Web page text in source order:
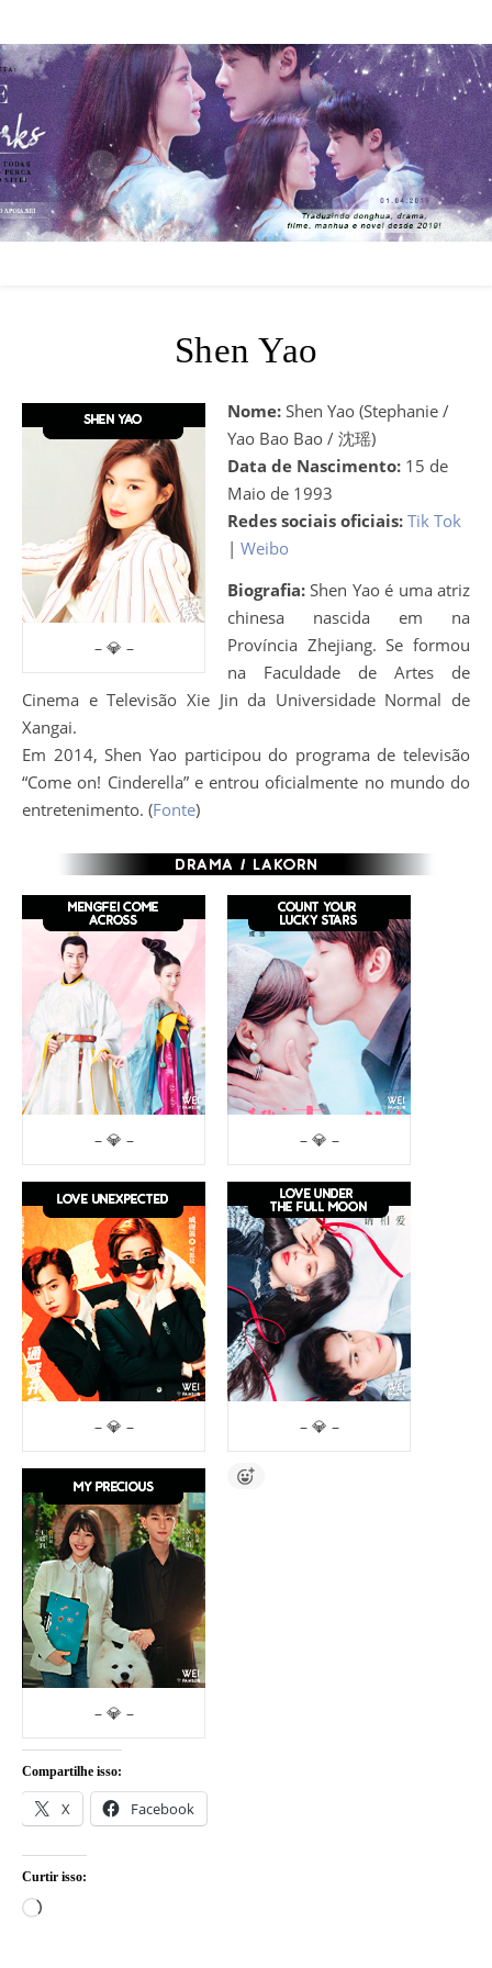
Shen Yao
– 💎 –
Nome: Shen Yao (Stephanie /
Yao Bao Bao / 沈瑶)
Data de Nascimento: 15 de
Maio de 1993
Redes sociais oficiais: Tik Tok
| Weibo
Biografia:Shen Yao é uma atriz
chinesa nascida em na
Província Zhejiang. Se formou
na Faculdade de Artes de
Cinema e Televisão Xie Jin da Universidade Normal de
Xangai.
Em 2014, Shen Yao participou do programa de televisão
“Come on! Cinderella” e entrou oficialmente no mundo do
entretenimento. (Fonte)
– 💎 – – 💎 –
– 💎 – – 💎 –
– 💎 –
Compartilhe isso:
X Facebook
Curtir isso:
Carregando...